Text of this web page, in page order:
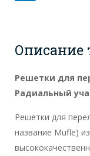
Описание
Решетки для
Радиальный
Решетки для
название Mufle)